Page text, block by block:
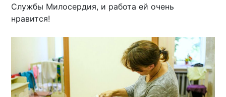
Службы Милосердия, и работа ей очень
нравится!